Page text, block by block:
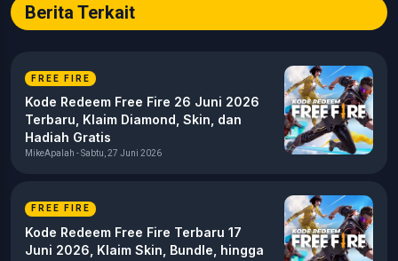
Berita Terkait
FREE FIRE
Kode Redeem Free Fire 26 Juni 2026
Terbaru, Klaim Diamond, Skin, dan
Hadiah Gratis
MikeApalah - Sabtu, 27 Juni 2026
FREE FIRE
Kode Redeem Free Fire Terbaru 17
Juni 2026, Klaim Skin, Bundle, hingga